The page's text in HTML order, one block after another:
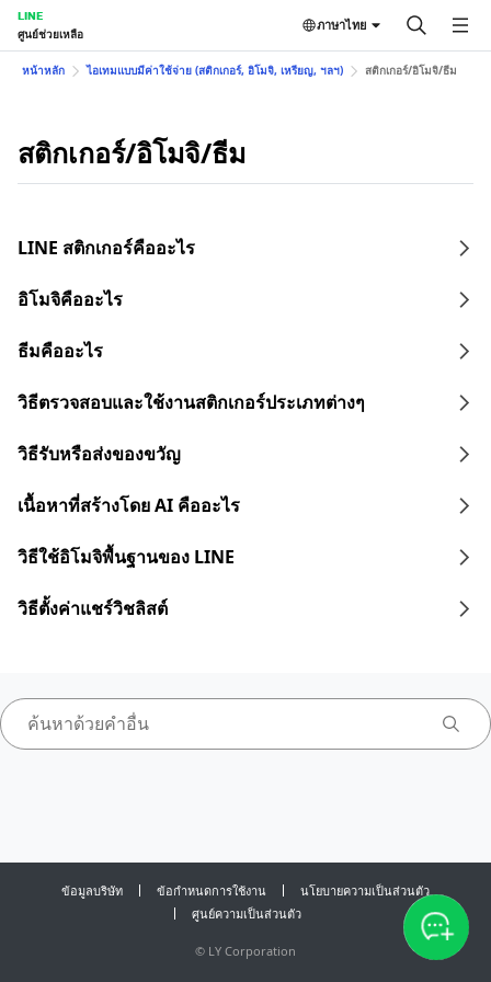
LINE
ศูนย์ช่วยเหลือ
ภาษาไทย
หน้าหลัก ไอเทมแบบมีค่าใช้จ่าย (สติกเกอร์, อิโมจิ, เหรียญ, ฯลฯ) สติกเกอร์/อิโมจิ/ธีม
สติกเกอร์/อิโมจิ/ธีม
LINE สติกเกอร์คืออะไร
อิโมจิคืออะไร
ธีมคืออะไร
วิธีตรวจสอบและใช้งานสติกเกอร์ประเภทต่างๆ
วิธีรับหรือส่งของขวัญ
เนื้อหาที่สร้างโดย AI คืออะไร
วิธีใช้อิโมจิพื้นฐานของ LINE
วิธีตั้งค่าแชร์วิชลิสต์
ข้อมูลบริษัท ข้อกำหนดการใช้งาน
นโยบายความเป็นส่วนตัว
ศูนย์ความเป็นส่วนตัว
© LY Corporation